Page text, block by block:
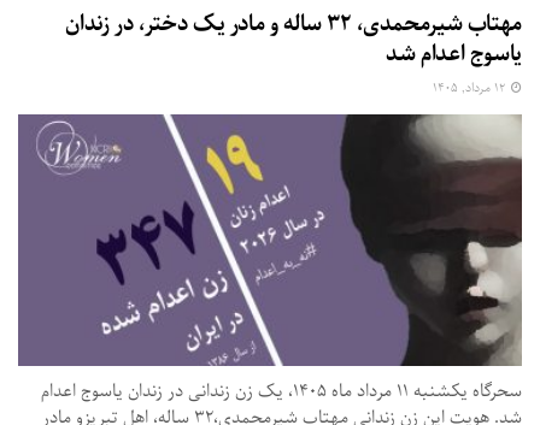
مهتاب شیرمحمدی، ۳۲ ساله و مادر یک دختر، در زندان
یاسوج اعدام شد
سحرگاه یکشنبه ۱۱ مرداد ماه ۱۴۰۵، یک زن زندانی در زندان یاسوج اعدام
شد. هویت این زن زندانی مهتاب شیرمحمدی،۳۲ ساله، اهل تبریزو مادر